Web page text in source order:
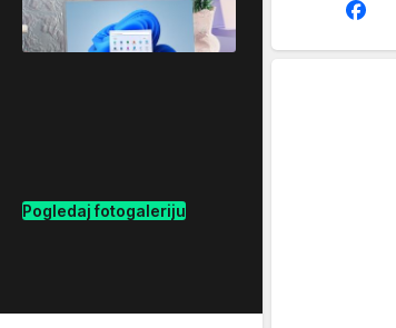
Pogledaj fotogaleriju